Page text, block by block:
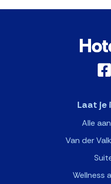
Laat je
Alle
Van der
Wellness